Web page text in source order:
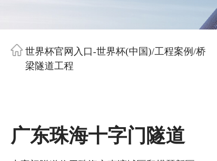
世界杯官网入口-世界杯(中国)/工程案例/桥
梁隧道工程
广东珠海十字门隧道